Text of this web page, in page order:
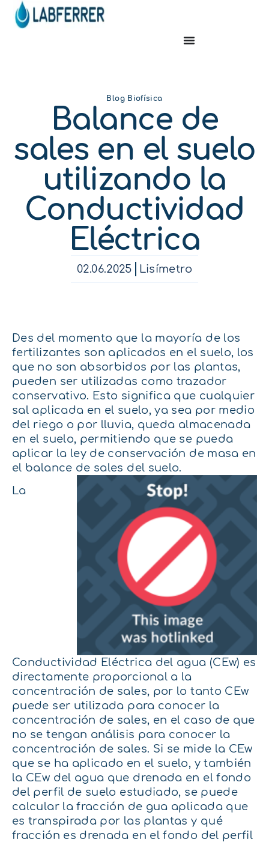
Blog Biofísica
Balance de
sales en el suelo
utilizando la
Conductividad
Eléctrica
02.06.2025 Lisímetro
Des del momento que la mayoría de los
fertilizantes son aplicados en el suelo, los
que no son absorbidos por las plantas,
pueden ser utilizadas como trazador
conservativo. Esto significa que cualquier
sal aplicada en el suelo, ya sea por medio
del riego o por lluvia, queda almacenada
en el suelo, permitiendo que se pueda
aplicar la ley de conservación de masa en
el balance de sales del suelo.
La
Conductividad Eléctrica del agua (CEw) es
directamente proporcional a la
concentración de sales, por lo tanto CEw
puede ser utilizada para conocer la
concentración de sales, en el caso de que
no se tengan análisis para conocer la
concentración de sales. Si se mide la CEw
que se ha aplicado en el suelo, y también
la CEw del agua que drenada en el fondo
del perfil de suelo estudiado, se puede
calcular la fracción de gua aplicada que
es transpirada por las plantas y qué
fracción es drenada en el fondo del perfil